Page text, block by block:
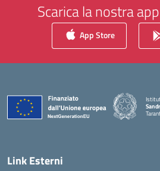
Scarica la nostra
App Store
Link Esterni